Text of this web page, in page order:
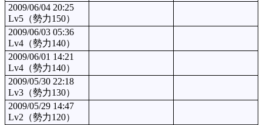
2009/06/04 20:25
Lv5（勢力150）
2009/06/03 05:36
Lv4（勢力140）
2009/06/01 14:21
Lv4（勢力140）
2009/05/30 22:18
Lv3（勢力130）
2009/05/29 14:47
Lv2（勢力120）